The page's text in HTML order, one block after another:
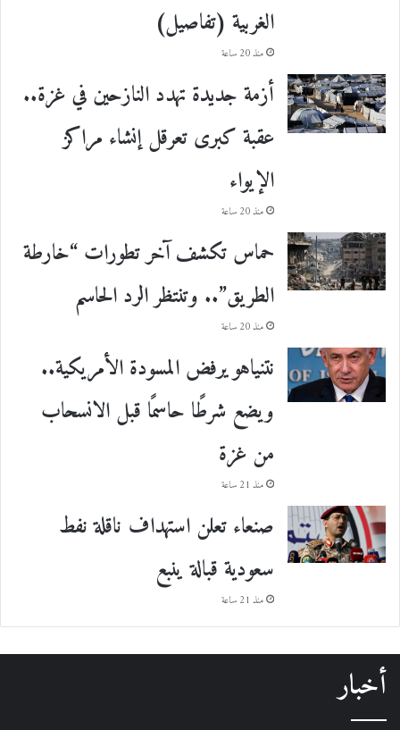
الغربية (تفاصيل)
منذ 20 ساعة
أزمة جديدة تهدد النازحين في غزة..
عقبة كبرى تعرقل إنشاء مراكز
الإيواء
منذ 20 ساعة
حماس تكشف آخر تطورات “خارطة
الطريق”.. وتنتظر الرد الحاسم
منذ 20 ساعة
نتنياهو يرفض المسودة الأمريكية..
ويضع شرطًا حاسمًا قبل الانسحاب
من غزة
منذ 21 ساعة
صنعاء تعلن استهداف ناقلة نفط
سعودية قبالة ينبع
منذ 21 ساعة
أخبار